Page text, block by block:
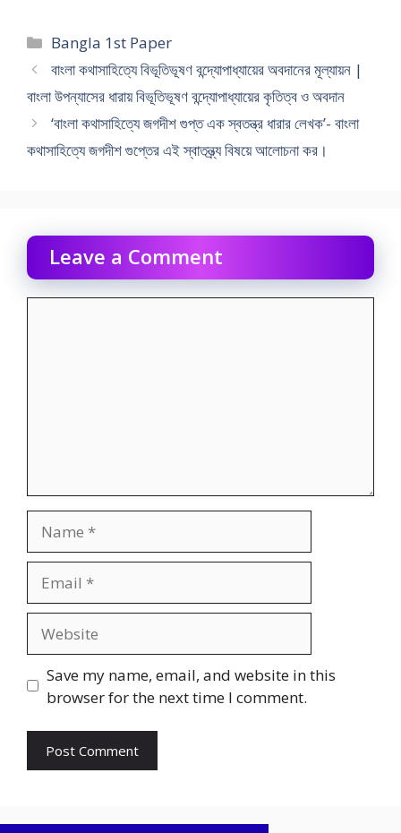
Categories
Bangla 1st Paper
বাংলা কথাসাহিত্যে বিভূতিভূষণ বন্দ্যোপাধ্যায়ের অবদানের মূল্যায়ন |
বাংলা উপন্যাসের ধারায় বিভূতিভূষণ বন্দ্যোপাধ্যায়ের কৃতিত্ব ও অবদান
‘বাংলা কথাসাহিত্যে জগদীশ গুপ্ত এক স্বতন্ত্র ধারার লেখক’- বাংলা
কথাসাহিত্যে জগদীশ গুপ্তের এই স্বাতন্ত্র্য বিষয়ে আলােচনা কর।
Leave a Comment
Save my name, email, and website in this
browser for the next time I comment.